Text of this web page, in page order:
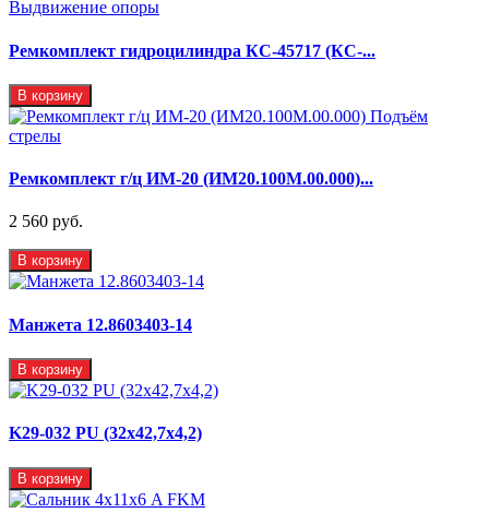
Ремкомплект гидроцилиндра КС-45717 (КС-...
В корзину
Ремкомплект г/ц ИМ-20 (ИМ20.100М.00.000)...
2 560 руб.
В корзину
Манжета 12.8603403-14
В корзину
K29-032 PU (32x42,7x4,2)
В корзину